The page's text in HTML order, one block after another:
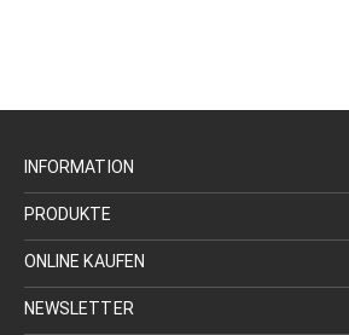
INFORMATION
PRODUKTE
ONLINE KAUFEN
NEWSLETTER